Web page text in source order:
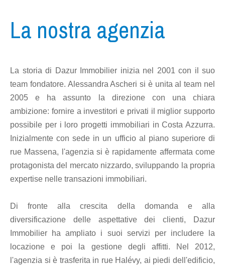
La nostra agenzia
La storia di Dazur Immobilier inizia nel 2001 con il suo
team fondatore. Alessandra Ascheri si è unita al team nel
2005 e ha assunto la direzione con una chiara
ambizione: fornire a investitori e privati il miglior supporto
possibile per i loro progetti immobiliari in Costa Azzurra.
Inizialmente con sede in un ufficio al piano superiore di
rue Massena, l'agenzia si è rapidamente affermata come
protagonista del mercato nizzardo, sviluppando la propria
expertise nelle transazioni immobiliari.
Di fronte alla crescita della domanda e alla
diversificazione delle aspettative dei clienti, Dazur
Immobilier ha ampliato i suoi servizi per includere la
locazione e poi la gestione degli affitti. Nel 2012,
l'agenzia si è trasferita in rue Halévy, ai piedi dell'edificio,